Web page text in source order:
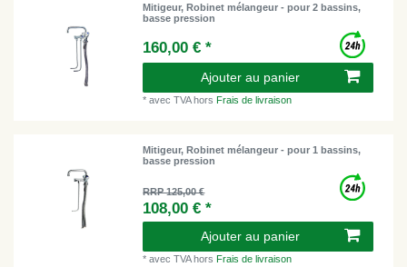
Mitigeur, Robinet mélangeur - pour 2 bassins,
basse pression
160,00 € *
Ajouter au panier
*avec TVAhorsFrais de livraison
Mitigeur, Robinet mélangeur - pour 1 bassins,
basse pression
RRP 125,00 €
108,00 € *
Ajouter au panier
*avec TVAhorsFrais de livraison